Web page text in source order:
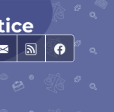
E-mailRSS